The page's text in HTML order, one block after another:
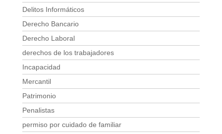
Delitos Informáticos
Derecho Bancario
Derecho Laboral
derechos de los trabajadores
Incapacidad
Mercantil
Patrimonio
Penalistas
permiso por cuidado de familiar